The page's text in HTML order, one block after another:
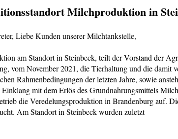
Milchproduktion in
Liebe Kunden unserer Milchtankstelle,
am Standort in Steinbeck, teilt der Vorstand der
vom November 2021, die Tierhaltung und die damit
Rahmenbedingungen der letzten Jahre, sowie
mit dem Erlös des Grundnahrungsmittels
die Veredelungsproduktion in Brandenburg auf.
Am Standort in Steinbeck wurden zuletzt